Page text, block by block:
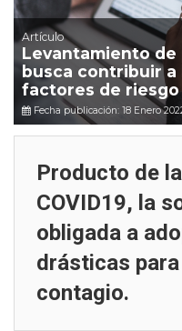
Artículo
Levantamiento
busca contribuir a
factores de
Fecha publicación: 18 Enero
Producto de
COVID19, la
obligada a
drásticas para
contagio.